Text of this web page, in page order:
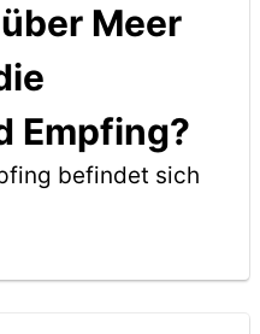
Meer
Empfing?
befindet sich